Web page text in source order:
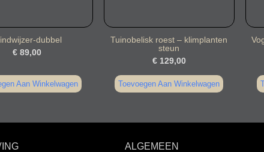
dubbel
€ 89,00
Aan Winkelwagen
Tuinobelisk roest – klimplanten
steun
€129,00
Toevoegen Aan Winkelwagen
ALGEMEEN